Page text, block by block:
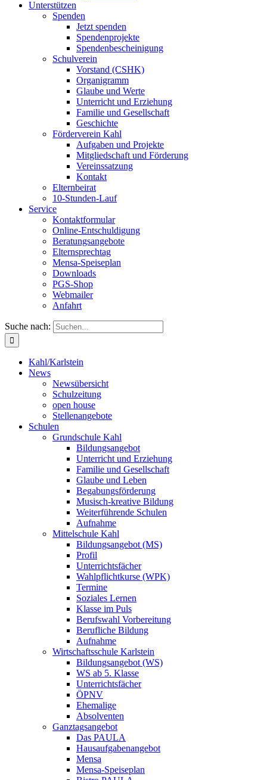
Unterstützen
Spenden
Jetzt spenden
Spendenprojekte
Spendenbescheinigung
Schulverein
Vorstand (CSHK)
Organigramm
Glaube und Werte
Unterricht und Erziehung
Familie und Gesellschaft
Geschichte
Förderverein Kahl
Aufgaben und Projekte
Mitgliedschaft und Förderung
Vereinssatzung
Kontakt
Elternbeirat
10-Stunden-Lauf
Service
Kontaktformular
Online-Entschuldigung
Beratungsangebote
Elternsprechtag
Mensa-Speiseplan
Downloads
PGS-Shop
Webmailer
Anfahrt
Suche nach:
Kahl/Karlstein
News
Newsübersicht
Schulzeitung
open house
Stellenangebote
Schulen
Grundschule Kahl
Bildungsangebot
Unterricht und Erziehung
Familie und Gesellschaft
Glaube und Leben
Begabungsförderung
Musisch-kreative Bildung
Weiterführende Schulen
Aufnahme
Mittelschule Kahl
Bildungsangebot (MS)
Profil
Unterrichtsfächer
Wahlpflichtkurse (WPK)
Termine
Soziales Lernen
Klasse im Puls
Berufswahl Vorbereitung
Berufliche Bildung
Aufnahme
Wirtschaftsschule Karlstein
Bildungsangebot (WS)
WS ab 5. Klasse
Unterrichtsfächer
ÖPNV
Ehemalige
Absolventen
Ganztagsangebot
Das PAULA
Hausaufgabenangebot
Mensa
Mensa-Speiseplan